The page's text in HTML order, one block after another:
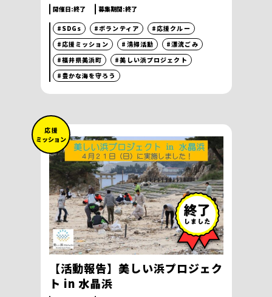
開催日:終了 募集期間:終了
#SDGs #ボランティア
#応援クルー
#応援ミッション
#清掃活動
#漂流ごみ
#福井県美浜町
#美しい浜プロジェクト
#豊かな海を守ろう
応 援
ミッション
【活動報告】美しい浜プロジェク
ト in 水晶浜